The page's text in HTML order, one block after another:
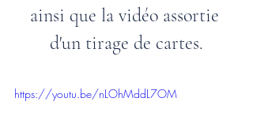
ainsi que la vidéo assortie
d'un tirage de cartes.
https://youtu.be/nLOhMddL7OM